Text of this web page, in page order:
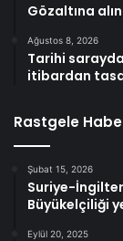
Gözaltına
Ağustos 8, 2026
Tarihi
itibardan
Rastgele
Şubat 15, 2026
Suriye-
Büyükelçiliği
Eylül 20, 2025